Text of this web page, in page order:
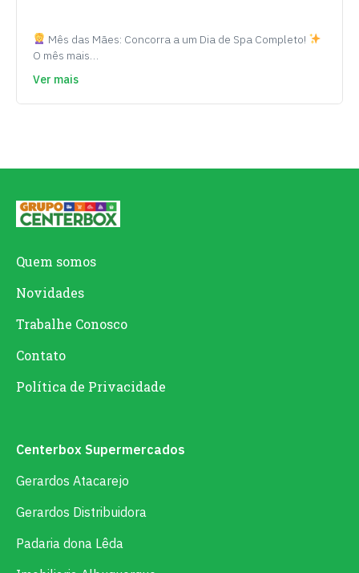
Mês das Mães: Concorra a um Dia de Spa Completo!
O mês mais…
Ver mais
Quem somos
Novidades
Trabalhe Conosco
Contato
Política de Privacidade
Centerbox Supermercados
Gerardos Atacarejo
Gerardos Distribuidora
Padaria dona Lêda